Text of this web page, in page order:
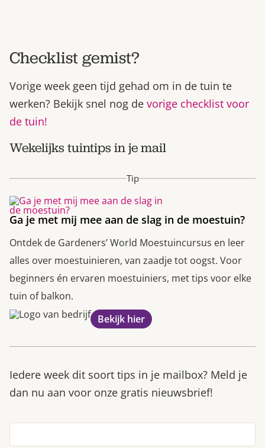
Checklist gemist?
Vorige week geen tijd gehad om in de tuin te
werken? Bekijk snel nog de vorige checklist voor
de tuin!
Wekelijks tuintips in je mail
Tip
Ga je met mij mee aan de slag in de moestuin?
Ontdek de Gardeners’ World Moestuincursus en leer
alles over moestuinieren, van zaadje tot oogst. Voor
beginners én ervaren moestuiniers, met tips voor elke
tuin of balkon.
Bekijk hier
Iedere week dit soort tips in je mailbox? Meld je
dan nu aan voor onze gratis nieuwsbrief!